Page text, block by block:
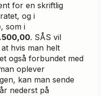
for en skriftlig
og i
som i
. SÅS vil
hvis man helt
også forbundet med
oplever
kan man sende
nederst på